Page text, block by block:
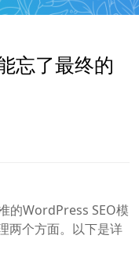
忘了最终的
的WordPress SEO模
两个方面。以下是详